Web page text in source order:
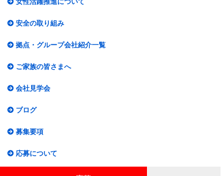
女性活躍推進について​
安全の取り組み
拠点・グループ会社紹介一覧​
ご家族の皆さまへ
会社見学会
ブログ
募集要項
応募について​